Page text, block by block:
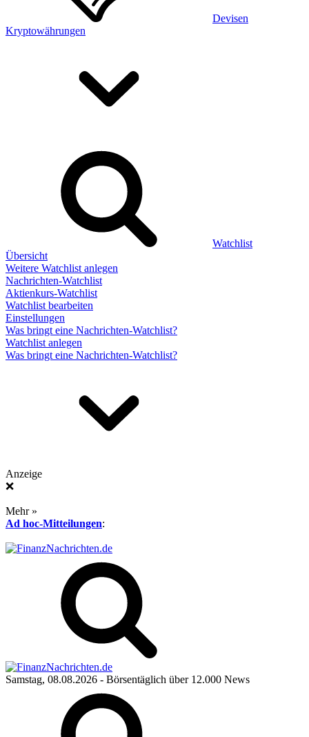
Devisen
Kryptowährungen
Watchlist
Übersicht
Weitere Watchlist anlegen
Nachrichten-Watchlist
Aktienkurs-Watchlist
Watchlist bearbeiten
Einstellungen
Was bringt eine Nachrichten-Watchlist?
Watchlist anlegen
Was bringt eine Nachrichten-Watchlist?
Anzeige
❌
Mehr »
Ad hoc-Mitteilungen:
Samstag, 08.08.2026 - Börsentäglich über 12.000 News